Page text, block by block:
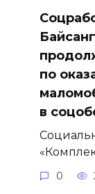
по
в
0